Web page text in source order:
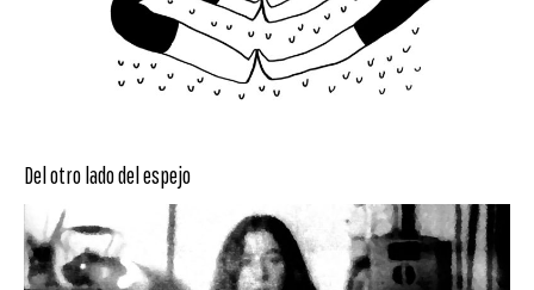
Del otro lado del espejo